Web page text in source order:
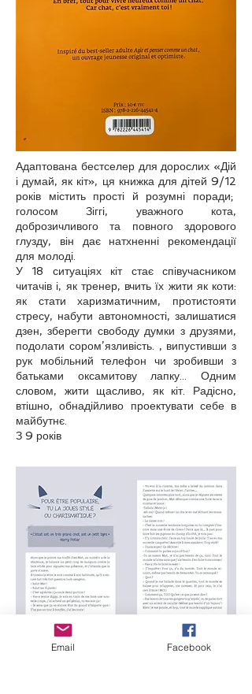
Адаптована бестселер для дорослих «Дій
і думай, як кіт», ця книжка для дітей 9/12
років містить прості й розумні поради;
голосом Зіггі, уважного кота,
доброзичливого та повного здорового
глузду, він дає натхненні рекомендації
для молоді.
У 18 ситуаціях кіт стає співучасником
читачів і, як тренер, вчить їх жити як коти:
як стати харизматичним, протистояти
стресу, набути автономності, залишатися
дзен, зберегти свободу думки з друзями,
подолати сором’язливість. , випустивши з
рук мобільний телефон чи зробивши з
батьками оксамитову лапку... Одним
словом, жити щасливо, як кіт. Радісно,
втішно, обнадійливо проектувати себе в
майбутнє.
З 9 років
Email Facebook